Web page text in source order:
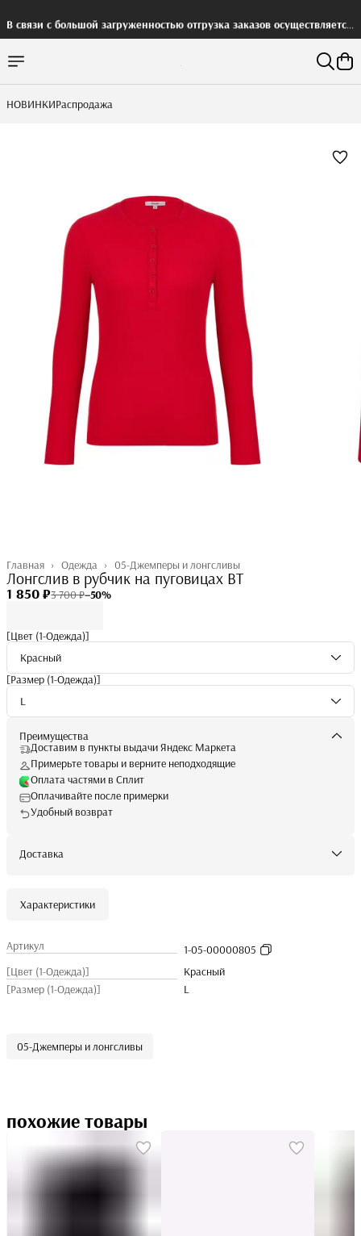
В связи с большой загруженностью отгрузка заказов осуществляется
с задержкой
НОВИНКИРаспродажа
05-Джемперы и лонгсливы
Одежда ›
Главная ›
Лонгслив в рубчик на пуговицах BT
1 850 ₽3 700 ₽−50%
[Цвет (1-Одежда)]
Красный
[Размер (1-Одежда)]
L
Преимущества
Доставим в пункты выдачи Яндекс Маркета
Примерьте товары и верните неподходящие
Оплата частями в Сплит
Оплачивайте после примерки
Удобный возврат
Доставка
Характеристики
Артикул
1-05-00000805
[Цвет (1-Одежда)]
Красный
[Размер (1-Одежда)]
L
05-Джемперы и лонгсливы
похожие товары